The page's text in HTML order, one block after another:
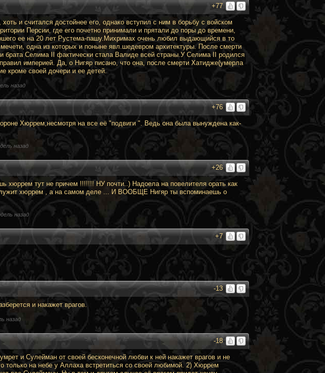
+77
и считался достойнее его, однако вступил с ним в борьбу с войском
Персии, где его почетно принимали и прятали до поры до времени,
ее на 20 лет Рустема-пашу.Михримах очень любил выдающийся в то
одна из которых и поныне явл.шедевром архитектуры. После смерти
брата Селима II фактически стала Валиде всей страны.У Селима II родился
империей. Да, о Нигяр писано, что она, после смерти Хатидже(умерла
кроме своей дочери и ее детей.
назад
+76
Хюррем,несмотря на все её "подвиги ". Ведь она была вынуждена как-
назад
+26
хюррем тут не причем !!!!!!! НУ почти..) Надоела на повелителя орать как
хюррем , а на самом деле ... И ВООБЩЕ Нигяр ты вспоминаешь о
назад
+7
-13
и накажет врагов.
назад
-18
и Сулейман от своей бесконечной любви к ней накажет врагов и не
только на небе у Аллаха встретиться со своей любимой. 2) Хюррем